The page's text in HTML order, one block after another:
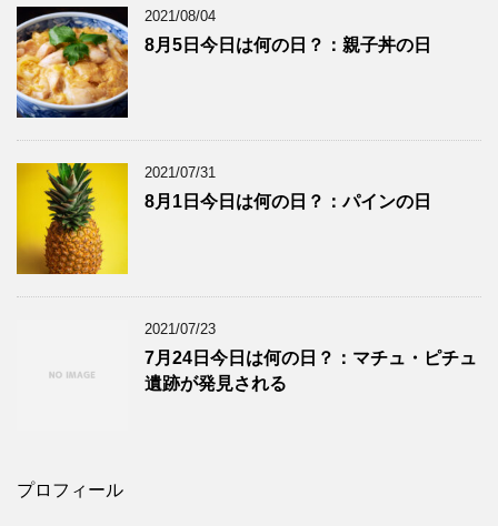
2021/08/04
8月5日今日は何の日？：親子丼の日
2021/07/31
8月1日今日は何の日？：パインの日
2021/07/23
7月24日今日は何の日？：マチュ・ピチュ
遺跡が発見される
プロフィール